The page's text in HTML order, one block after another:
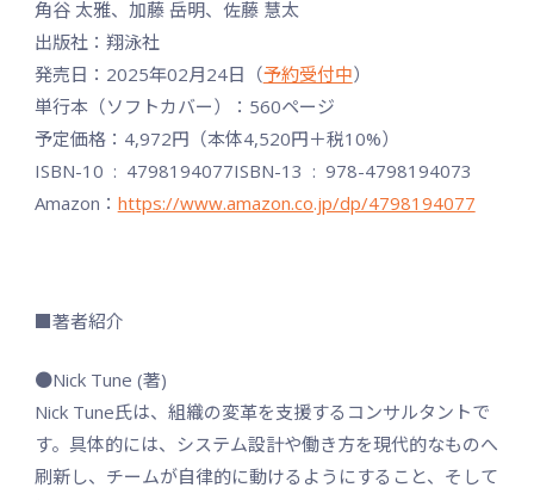
角谷 太雅、加藤 岳明、佐藤 慧太
出版社：翔泳社
発売日：2025年02月24日（予約受付中）
単行本（ソフトカバー）：560ページ
予定価格：4,972円（本体4,520円＋税10%）
ISBN-10 ‏ : ‎ 4798194077ISBN-13 ‏ : ‎ 978-4798194073
Amazon： https://www.amazon.co.jp/dp/4798194077
■著者紹介
●Nick Tune (著)
Nick Tune氏は、組織の変革を支援するコンサルタントで
す。具体的には、システム設計や働き方を現代的なものへ
刷新し、チームが自律的に動けるようにすること、そして